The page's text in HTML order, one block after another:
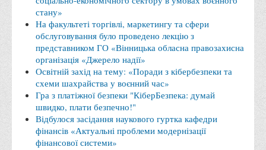
Фінансів
Іноземної філології та перекладу
Відділи
Реклами та зв'язків з громадськістю
Наукової роботи та міжнародної співпраці
Здобутки студентів
Матеріали наукових конференцій та вебінарів
стану»
На факультеті торгівлі, маркетингу та сфери
обслуговування було проведено лекцію з
представником ГО «Вінницька обласна правозахисна
організація «Джерело надії»
Освітній захід на тему: «Поради з кібербезпеки та
схеми шахрайства у воєнний час»
Гра з платіжної безпеки "КіберБезпека: думай
швидко, плати безпечно!"
Відбулося засідання наукового гуртка кафедри
фінансів «Актуальні проблеми модернізації
фінансової системи»